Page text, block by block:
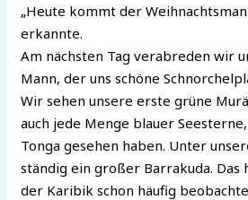
„Heute kommt der
erkannte.
Am nächsten Tag verabreden wir
Mann, der uns schöne
Wir sehen unsere erste grüne
auch jede Menge blauer
Tonga gesehen haben. Unter
ständig ein großer Barrakuda. Das
der Karibik schon häufig